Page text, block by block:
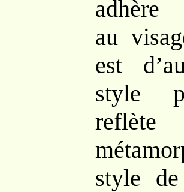
adhère
au
est
style
métamor
style de